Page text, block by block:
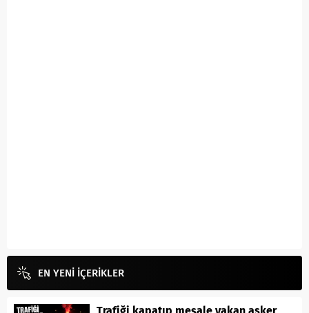
EN YENİ İÇERİKLER
Trafiği kapatıp meşale yakan asker